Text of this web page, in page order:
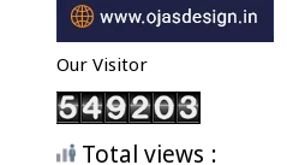
Our Visitor
Total views :